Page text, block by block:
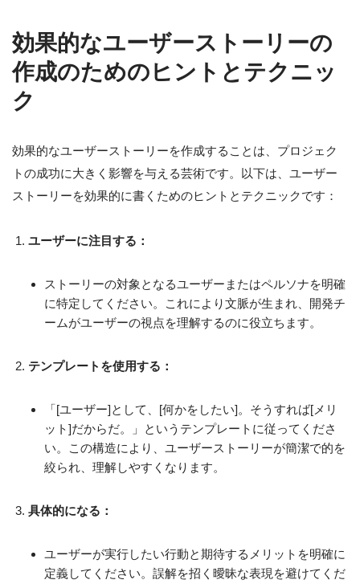
効果的なユーザーストーリーの
作成のためのヒントとテクニッ
ク
効果的なユーザーストーリーを作成することは、プロジェク
トの成功に大きく影響を与える芸術です。以下は、ユーザー
ストーリーを効果的に書くためのヒントとテクニックです：
ユーザーに注目する：
ストーリーの対象となるユーザーまたはペルソナを明確
に特定してください。これにより文脈が生まれ、開発チ
ームがユーザーの視点を理解するのに役立ちます。
テンプレートを使用する：
「[ユーザー]として、[何かをしたい]。そうすれば[メリ
ット]だからだ。」というテンプレートに従ってくださ
い。この構造により、ユーザーストーリーが簡潔で的を
絞られ、理解しやすくなります。
具体的になる：
ユーザーが実行したい行動と期待するメリットを明確に
定義してください。誤解を招く曖昧な表現を避けてくだ